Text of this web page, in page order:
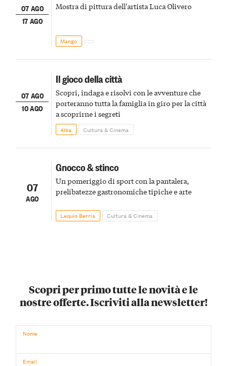
07 AGO
17 AGO
Mostra di pittura dell'artista Luca Olivero
Mango
07 AGO
10 AGO
Il gioco della città
Scopri, indaga e risolvi con le avventure che
porteranno tutta la famiglia in giro per la città
a scoprirne i segreti
Alba Cultura & Cinema
07
AGO
Gnocco & stinco
Un pomeriggio di sport con la pantalera,
prelibatezze gastronomiche tipiche e arte
Lequio Berria Cultura & Cinema
Scopri per primo tutte le novità e le
nostre offerte. Iscriviti alla newsletter!
Nome
Email